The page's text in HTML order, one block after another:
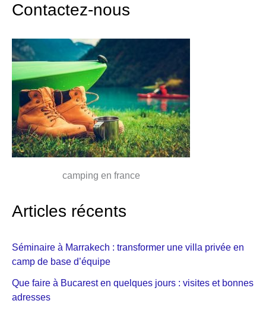
Contactez-nous
camping en france
Articles récents
Séminaire à Marrakech : transformer une villa privée en
camp de base d’équipe
Que faire à Bucarest en quelques jours : visites et bonnes
adresses